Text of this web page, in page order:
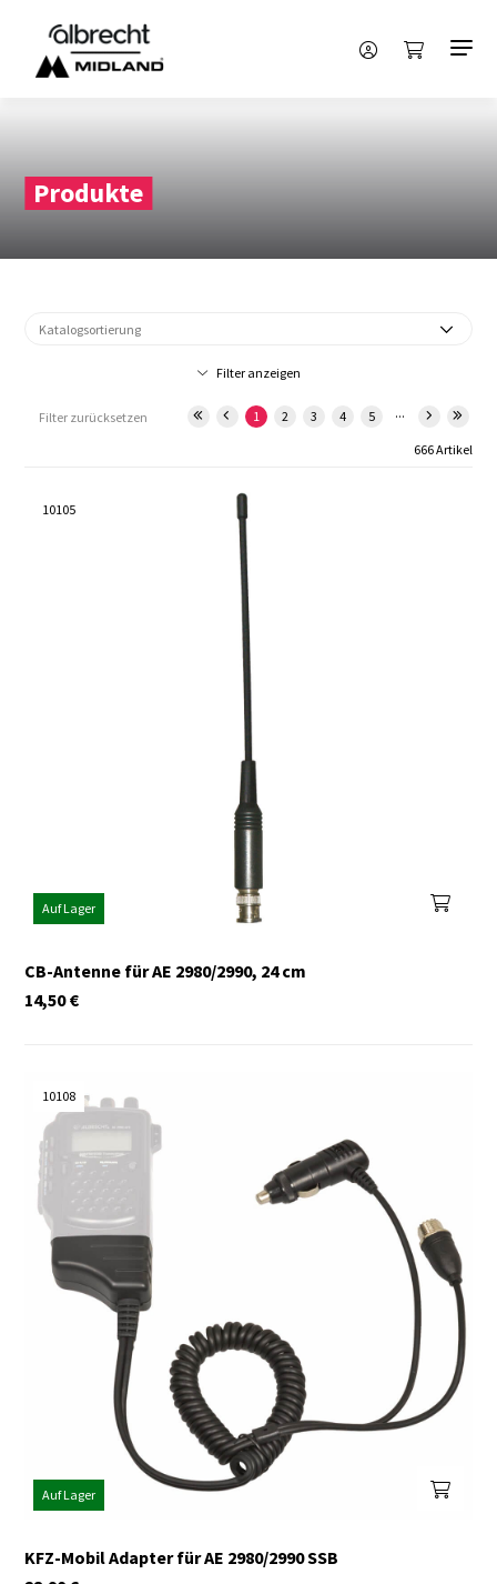
Produkte
Filter anzeigen
Filter zurücksetzen 1 2 3 4 5 ...
666 Artikel
10105
Auf Lager
CB-Antenne für AE 2980/2990, 24 cm
€
14,50
10108
Auf Lager
KFZ-Mobil Adapter für AE 2980/2990 SSB